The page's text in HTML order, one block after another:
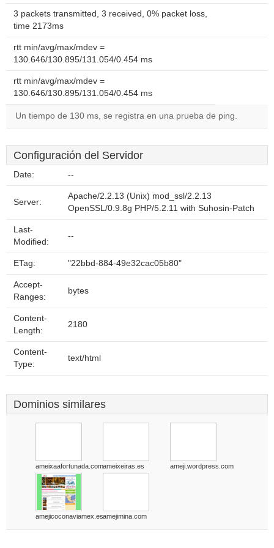
3 packets transmitted, 3 received, 0% packet loss,
time 2173ms
rtt min/avg/max/mdev =
130.646/130.895/131.054/0.454 ms
rtt min/avg/max/mdev =
130.646/130.895/131.054/0.454 ms
Un tiempo de 130 ms, se registra en una prueba de ping.
Configuración del Servidor
Date: --
Server:
Apache/2.2.13 (Unix) mod_ssl/2.2.13
OpenSSL/0.9.8g PHP/5.2.11 with Suhosin-Patch
Last-
Modified:
--
ETag: "22bbd-884-49e32cac05b80"
Accept-
Ranges:
bytes
Content-
Length:
2180
Content-
Type:
text/html
Dominios similares
ameixaafortunada.comameixeiras.es ameji.wordpress.com
amejicoconaviamex.esamejimina.com